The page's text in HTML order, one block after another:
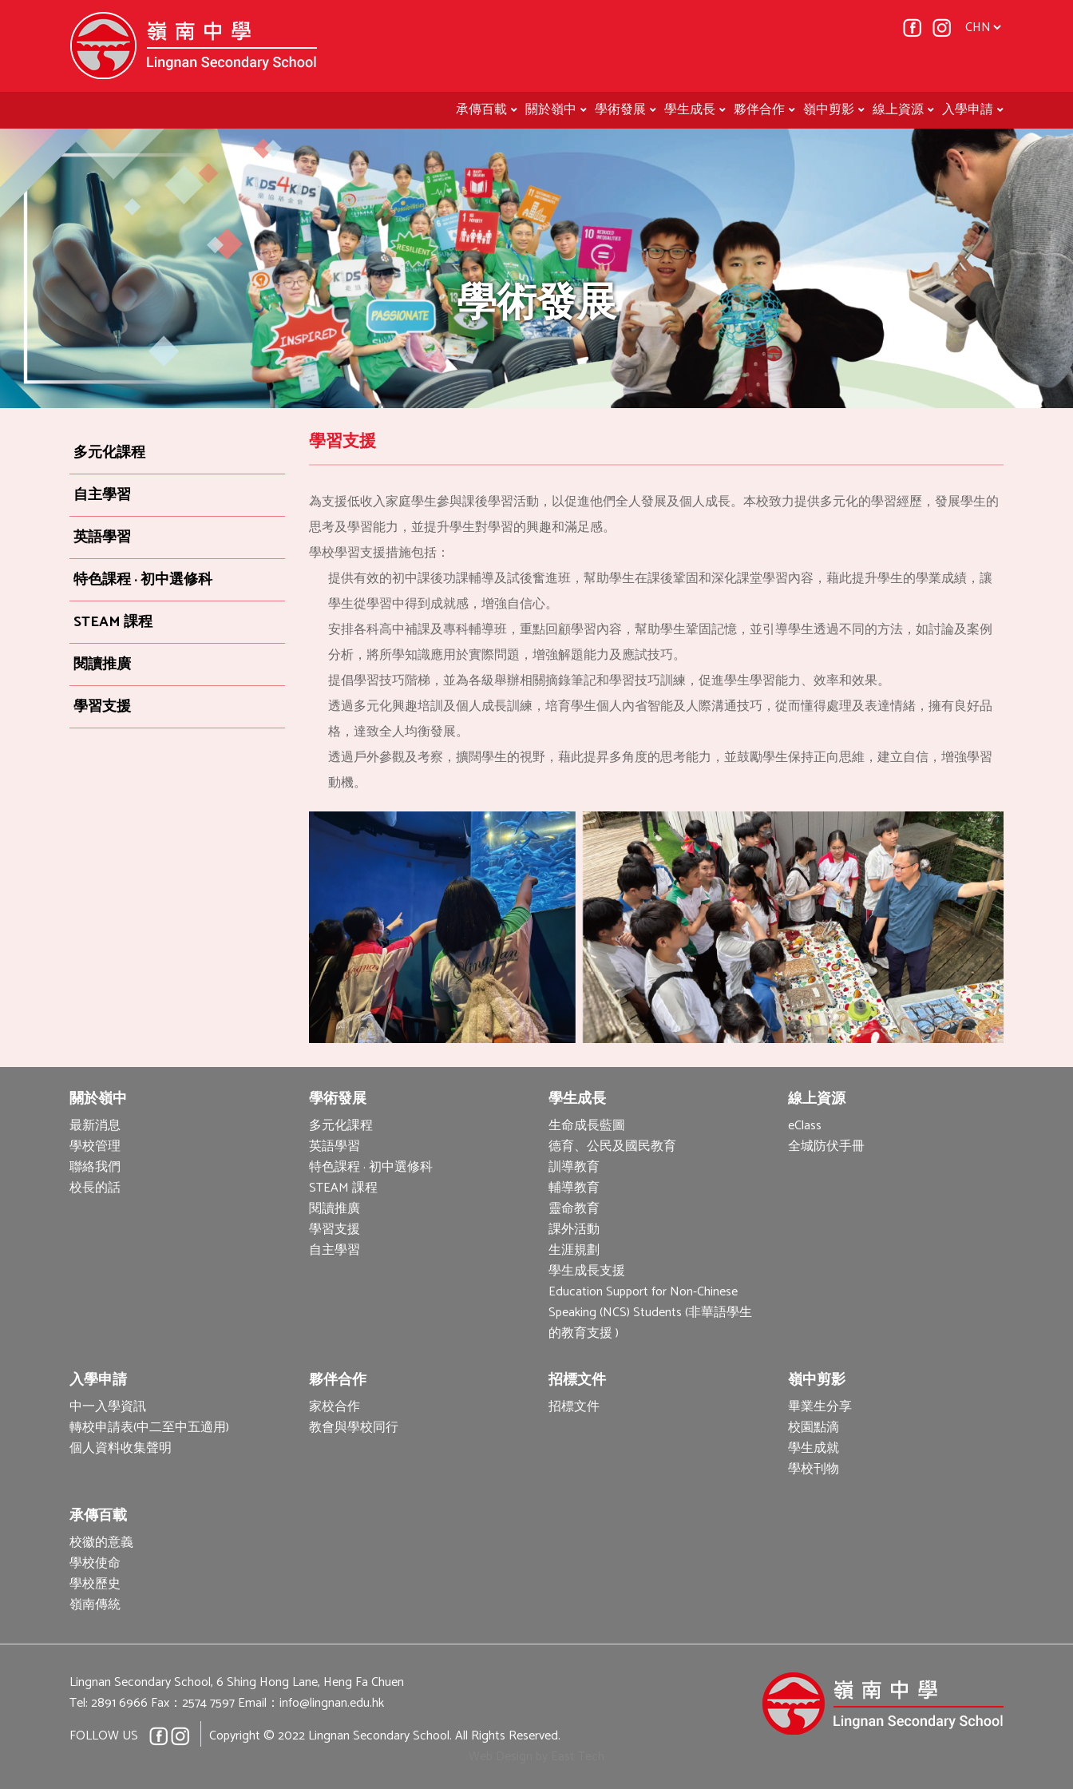
承傳百載 關於嶺中 學術發展 學生成長 夥伴合作 嶺中剪影 線上資源 入學申請
學術發展
多元化課程
自主學習
英語學習
特色課程 · 初中選修科
STEAM 課程
閱讀推廣
學習支援
學習支援
為支援低收入家庭學生參與課後學習活動，以促進他們全人發展及個人成長。本校致力提供多元化的學習經歷，發展學生的
思考及學習能力，並提升學生對學習的興趣和滿足感。
學校學習支援措施包括：
提供有效的初中課後功課輔導及試後奮進班，幫助學生在課後鞏固和深化課堂學習內容，藉此提升學生的學業成績，讓
學生從學習中得到成就感，增強自信心。
安排各科高中補課及專科輔導班，重點回顧學習內容，幫助學生鞏固記憶，並引導學生透過不同的方法，如討論及案例
分析，將所學知識應用於實際問題，增強解題能力及應試技巧。
提倡學習技巧階梯，並為各級舉辦相關摘錄筆記和學習技巧訓練，促進學生學習能力、效率和效果。
透過多元化興趣培訓及個人成長訓練，培育學生個人內省智能及人際溝通技巧，從而懂得處理及表達情緒，擁有良好品
格，達致全人均衡發展。
透過戶外參觀及考察，擴闊學生的視野，藉此提昇多角度的思考能力，並鼓勵學生保持正向思維，建立自信，增強學習
動機。
關於嶺中
最新消息
學校管理
聯絡我們
校長的話
學術發展
多元化課程
英語學習
特色課程 · 初中選修科
STEAM 課程
閱讀推廣
學習支援
自主學習
學生成長
生命成長藍圖
德育、公民及國民教育
訓導教育
輔導教育
靈命教育
課外活動
生涯規劃
學生成長支援
Education Support for Non-Chinese
Speaking (NCS) Students (非華語學生
的教育支援 )
線上資源
eClass
全城防伏手冊
入學申請
中一入學資訊
轉校申請表(中二至中五適用)
個人資料收集聲明
夥伴合作
家校合作
教會與學校同行
招標文件
招標文件
嶺中剪影
畢業生分享
校園點滴
學生成就
學校刊物
承傳百載
校徽的意義
學校使命
學校歷史
嶺南傳統
Lingnan Secondary School, 6 Shing Hong Lane, Heng Fa Chuen
Tel: 2891 6966 Fax：2574 7597Email： info@lingnan.edu.hk
FOLLOW US
Copyright © 2022 Lingnan Secondary School. All Rights Reserved.